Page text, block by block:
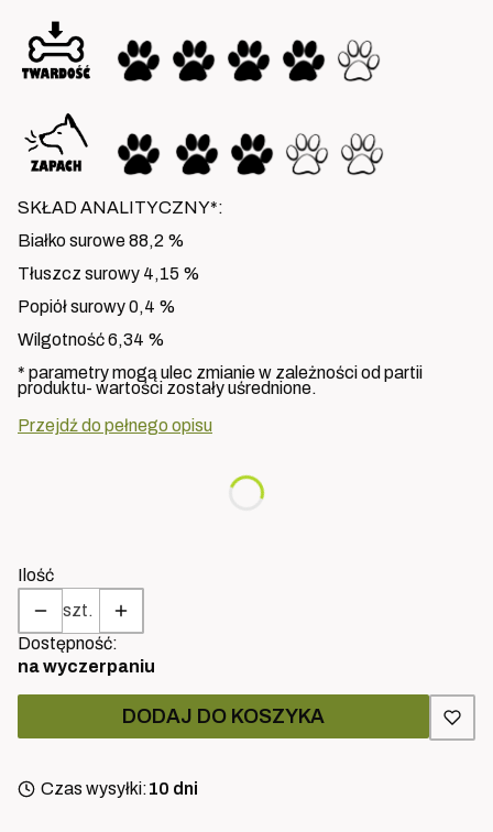
SKŁAD ANALITYCZNY*:
Białko surowe 88,2 %
Tłuszcz surowy 4,15 %
Popiół surowy 0,4 %
Wilgotność 6,34 %
* parametry mogą ulec zmianie w zależności od partii
produktu- wartości zostały uśrednione.
Przejdź do pełnego opisu
Poszczególne warianty mogą różnić się ceną
Ilość
szt.
Dostępność:
na wyczerpaniu
DODAJ DO KOSZYKA
Czas wysyłki:10 dni